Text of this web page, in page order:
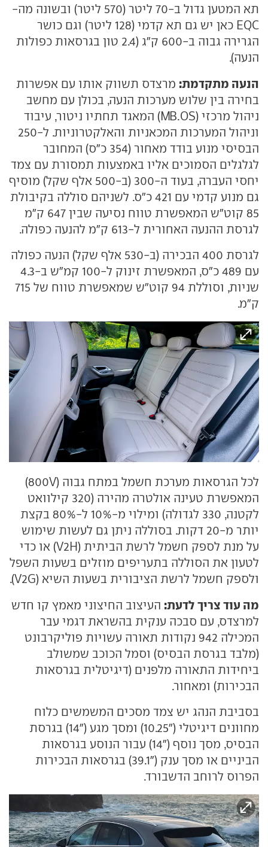
תא המטען גדול ב-70 ליטר (570 ליטר) ובשונה מה-
EQC כאן יש גם תא קדמי (128 ליטר) וגם כושר
הגרירה גבוה ב-600 ק"ג (2.4 טון בגרסאות כפולות
הנעה).
הנעה מתקדמת: מרצדס תשווק אותו עם אפשרות
בחירה בין שלוש מערכות הנעה, בכולן עם מחשב
ניהול מרכזי (MB.OS) המאגד תחתיו ניטור, עיבוד
וניהול המערכות המכאניות והאלקטרוניות. ל-250
הבסיסי מנוע בודד מאחור (354 כ"ס) המחובר
לגלגלים הסמוכים אליו באמצעות תמסורת עם צמד
יחסי העברה, בעוד ה-300 (ב-500 אלף שקל) מוסיף
גם מנוע קדמי עם 421 כ"ס. לשניהם סוללה בקיבולת
85 קוט"ש המאפשרת טווח נסיעה שבין 647 ק"מ
לגרסת ההנעה האחורית ל-613 ק"מ להנעה כפולה.
לגרסת 400 הבכירה (ב-530 אלף שקל) הנעה כפולה
עם 489 כ"ס, המאפשרת זינוק ל-100 קמ"ש ב-4.3
שניות, וסוללת 94 קוט"ש שמאפשרת טווח של 715
ק"מ.
לכל הגרסאות מערכת חשמל במתח גבוה (800V)
המאפשרת טעינה אולטרה מהירה (320 קילוואט
לקטנה, 330 לגדולה) ומילוי מ-10% ל-80% בקצת
יותר מ-20 דקות. בסוללה ניתן גם לעשות שימוש
על מנת לספק חשמל לרשת הביתית (V2H) או כדי
לטעון את הסוללה בתעריפים מוזלים בשעות השפל
ולספק חשמל לרשת הציבורית בשעות השיא (V2G).
מה עוד צריך לדעת: העיצוב החיצוני מאמץ קו חדש
למרצדס, עם סבכה ענקית בהשראת דגמי עבר
המכילה 942 נקודות תאורה עשויות פוליקרבונט
(מלבד בגרסת הבסיס) וסמל הכוכב שמשולב
ביחידות התאורה מלפנים (דיגיטלית בגרסאות
הבכירות) ומאחור.
בסביבת הנהג יש צמד מסכים המשמשים כלוח
מחוונים דיגיטלי ("10.25) ומסך מגע ("14) בגרסת
הבסיס, מסך נוסף ("14) עבור הנוסע בגרסאות
הביניים או מסך ענק ("39.1) בגרסאות הבכירות
הפרוס לרוחב הדשבורד.